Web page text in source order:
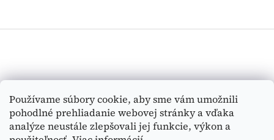
Používame súbory cookie, aby sme vám umožnili
pohodlné prehliadanie webovej stránky a vďaka
analýze neustále zlepšovali jej funkcie, výkon a
ä
HĽADAŤ